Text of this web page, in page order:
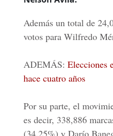
Además un total de
votos para Wilfredo
ADEMÁS: Elecciones
hace cuatro años
Por su parte, el
es decir, 338,886
(34.25%) y Darío